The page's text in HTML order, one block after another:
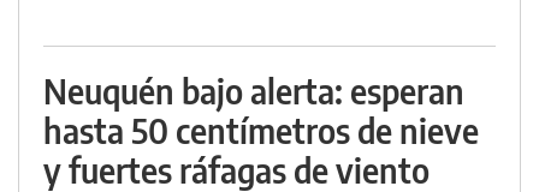
Neuquén bajo alerta: esperan
hasta 50 centímetros de nieve
y fuertes ráfagas de viento